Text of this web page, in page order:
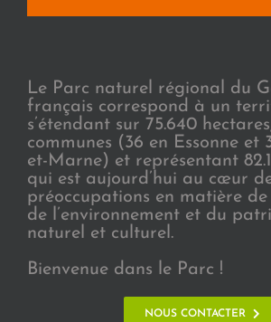
Le Parc naturel régional du
français correspond à un
s’étendant sur 75.640
communes (36 en Essonne et
et-Marne) et représentant
qui est aujourd’hui au cœur
préoccupations en matière
de l’environnement et du
naturel et culturel.
Bienvenue dans le Parc !
NOUS CONTACTER